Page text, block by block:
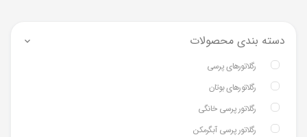
دسته بندی محصولات
رگلاتورهای پرسی
رگلاتورهای بوتان
رگلاتور پرسی خانگی
رگلاتور پرسی آبگرمکن